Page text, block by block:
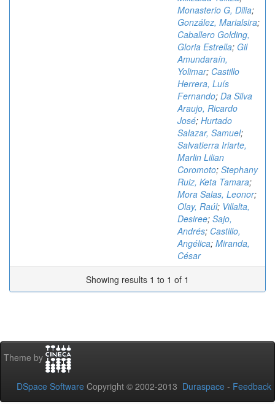
Monasterio G, Dilia;
González, Marialsira;
Caballero Golding,
Gloria Estrella; Gil
Amundaraín,
Yolimar; Castillo
Herrera, Luís
Fernando; Da Silva
Araujo, Ricardo
José; Hurtado
Salazar, Samuel;
Salvatierra Iriarte,
Marlin Lilian
Coromoto; Stephany
Ruiz, Keta Tamara;
Mora Salas, Leonor;
Olay, Raúl; Villalta,
Desiree; Sajo,
Andrés; Castillo,
Angélica; Miranda,
César
Showing results 1 to 1 of 1
Theme by
DSpace Software Copyright © 2002-2013 Duraspace - Feedback